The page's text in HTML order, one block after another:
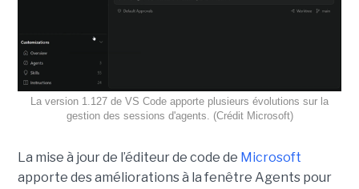
La version 1.127 de VS Code apporte plusieurs évolutions sur la
gestion des sessions d'agents. (Crédit Microsoft)
La mise à jour de l’éditeur de code de Microsoft
apporte des améliorations à la fenêtre Agents pour